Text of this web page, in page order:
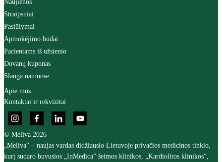
Naujienos
Straipsniai
Pasiūlymai
Apmokėjimo būdai
Pacientams iš užsienio
Dovanų kuponas
Slauga namuose
Apie mus
Kontaktai ir rekvizitai
© Meliva 2026
„Meliva“ – naujas vardas didžiausio Lietuvoje privačios medicinos tinklo,
kurį sudaro buvusios „InMedica“ šeimos klinikos, „Kardiolitos klinikos“,